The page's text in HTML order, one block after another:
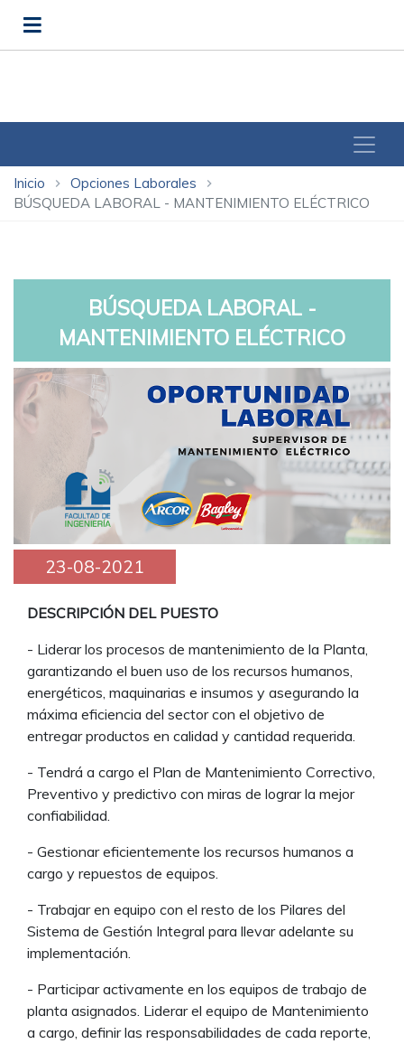
Inicio chevron_right Opciones Laborales chevron_right
BÚSQUEDA LABORAL - MANTENIMIENTO ELÉCTRICO
BÚSQUEDA LABORAL -
MANTENIMIENTO ELÉCTRICO
23-08-2021
DESCRIPCIÓN DEL PUESTO
- Liderar los procesos de mantenimiento de la Planta,
garantizando el buen uso de los recursos humanos,
energéticos, maquinarias e insumos y asegurando la
máxima eficiencia del sector con el objetivo de
entregar productos en calidad y cantidad requerida.
- Tendrá a cargo el Plan de Mantenimiento Correctivo,
Preventivo y predictivo con miras de lograr la mejor
confiabilidad.
- Gestionar eficientemente los recursos humanos a
cargo y repuestos de equipos.
- Trabajar en equipo con el resto de los Pilares del
Sistema de Gestión Integral para llevar adelante su
implementación.
- Participar activamente en los equipos de trabajo de
planta asignados. Liderar el equipo de Mantenimiento
a cargo, definir las responsabilidades de cada reporte,